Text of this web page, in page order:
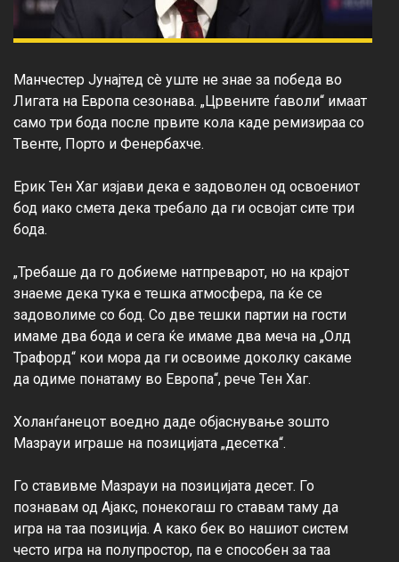
Манчестер Јунајтед сè уште не знае за победа во
Лигата на Европа сезонава. „Црвените ѓаволи“ имаат
само три бода после првите кола каде ремизираа со
Твенте, Порто и Фенербахче.
Ерик Тен Хаг изјави дека е задоволен од освоениот
бод иако смета дека требало да ги освојат сите три
бода.
„Требаше да го добиеме натпреварот, но на крајот
знаеме дека тука е тешка атмосфера, па ќе се
задоволиме со бод. Со две тешки партии на гости
имаме два бода и сега ќе имаме два меча на „Олд
Трафорд“ кои мора да ги освоиме доколку сакаме
да одиме понатаму во Европа“, рече Тен Хаг.
Холанѓанецот воедно даде објаснување зошто
Мазрауи играше на позицијата „десетка“.
Го ставивме Мазрауи на позицијата десет. Го
познавам од Ајакс, понекогаш го ставам таму да
игра на таа позиција. А како бек во нашиот систем
често игра на полупростор, па е способен за таа